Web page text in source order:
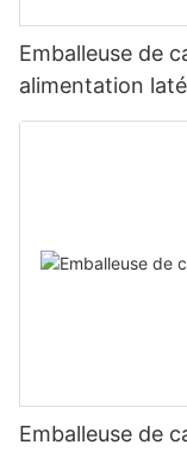
Emballeuse de
alimentation
Emballeuse de